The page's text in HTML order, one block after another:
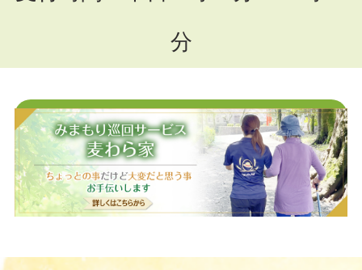
分
お問い合わせフォームはこちら